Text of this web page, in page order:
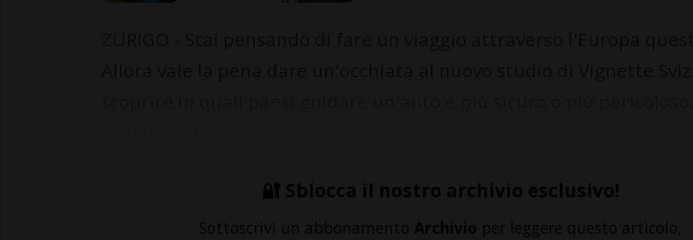
🔐 Sblocca il nostro archivio esclusivo!
Sottoscrivi un abbonamento Archivio per leggere questo articolo,